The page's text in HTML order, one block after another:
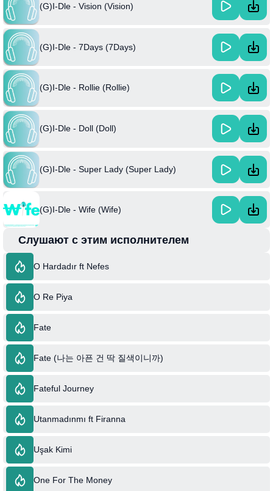
(G)I-Dle - Vision (Vision)
(G)I-Dle - 7Days (7Days)
(G)I-Dle - Rollie (Rollie)
(G)I-Dle - Doll (Doll)
(G)I-Dle - Super Lady (Super Lady)
(G)I-Dle - Wife (Wife)
Слушают с этим исполнителем
O Hardadır ft Nefes
O Re Piya
Fate
Fate (나는 아픈 건 딱 질색이니까)
Fateful Journey
Utanmadınmı ft Firanna
Uşak Kimi
One For The Money